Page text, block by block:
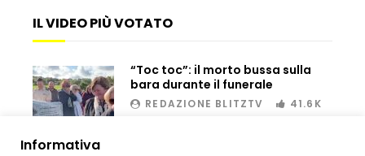
valanghe e proteggere i turisti
Auto si schianta, il guidatore vola dal
viadotto
IL VIDEO PIÙ VOTATO
00:02
“Toc toc”: il morto bussa sulla
bara durante il funerale
REDAZIONE BLITZTV 41.6K
Informativa